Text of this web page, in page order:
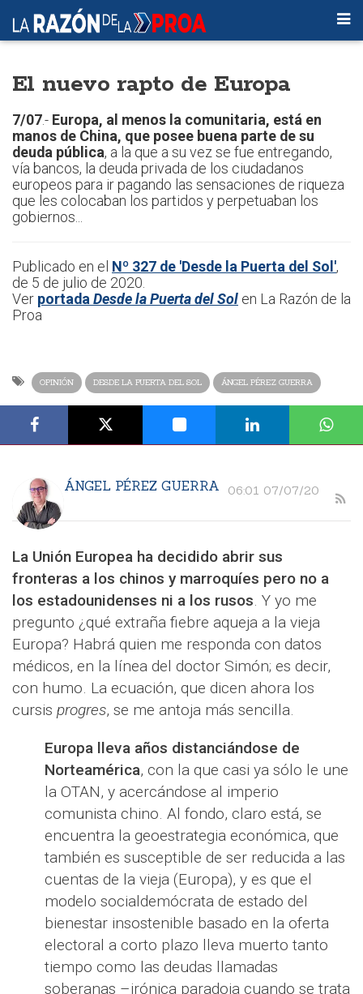
El nuevo rapto de Europa
7/07.- Europa, al menos la comunitaria, está en
manos de China, que posee buena parte de su
deuda pública, a la que a su vez se fue entregando,
vía bancos, la deuda privada de los ciudadanos
europeos para ir pagando las sensaciones de riqueza
que les colocaban los partidos y perpetuaban los
gobiernos...
Publicado en el Nº 327 de 'Desde la Puerta del Sol',
de 5 de julio de 2020.
Ver portada Desde la Puerta del Sol en La Razón de la
Proa
OPINIÓN DESDE LA PUERTA DEL SOL ÁNGEL PÉREZ GUERRA
ÁNGEL PÉREZ GUERRA 06:01 07/07/20
La Unión Europea ha decidido abrir sus
fronteras a los chinos y marroquíes pero no a
los estadounidenses ni a los rusos. Y yo me
pregunto ¿qué extraña fiebre aqueja a la vieja
Europa? Habrá quien me responda con datos
médicos, en la línea del doctor Simón; es decir,
con humo. La ecuación, que dicen ahora los
cursis progres, se me antoja más sencilla.
Europa lleva años distanciándose de
Norteamérica, con la que casi ya sólo le une
la OTAN, y acercándose al imperio
comunista chino. Al fondo, claro está, se
encuentra la geoestrategia económica, que
también es susceptible de ser reducida a las
cuentas de la vieja (Europa), y es que el
modelo socialdemócrata de estado del
bienestar insostenible basado en la oferta
electoral a corto plazo lleva muerto tanto
tiempo como las deudas llamadas
soberanas –irónica paradoja cuando se trata